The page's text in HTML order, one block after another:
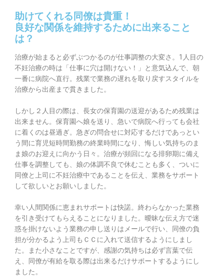
助けてくれる同僚は貴重！
良好な関係を維持するために出来ること
は？
治療が始まると必ずぶつかるのが仕事調整の大変さ。1人目の
不妊治療の時は「仕事に穴は開けない！」と意気込んで、朝
一番に病院へ直行。残業で業務の遅れを取り戻すスタイルを
治療から出産まで貫きました。
しかし２人目の際は、長女の保育園の送迎があるため残業は
出来ません。保育園へ娘を送り、急いで病院へ行っても会社
に着くのは昼過ぎ。急ぎの問合せに対応するだけであっとい
う間に育児短時間勤務の終業時間になり、悔しい気持ちのま
ま娘のお迎えに向かう日々。治療が頻回になる排卵期に備え
仕事を調整しても、娘の体調不良で休むことも多く、ついに
同僚と上司に不妊治療中であることを伝え、業務をサポート
して欲しいとお願いしました。
幸い人間関係に恵まれサポートは快諾。終わらなかった業務
を引き受けてもらえることになりました。曖昧な伝え方で迷
惑を掛けないよう業務の申し送りはメールで行い、同僚の負
担が分かるよう上司もＣＣに入れて送信するようにしまし
た。また小さなことですが、感謝の気持ちは必ず言葉で伝
え、同僚が有給を取る際は出来るだけサポートするようにし
ました。